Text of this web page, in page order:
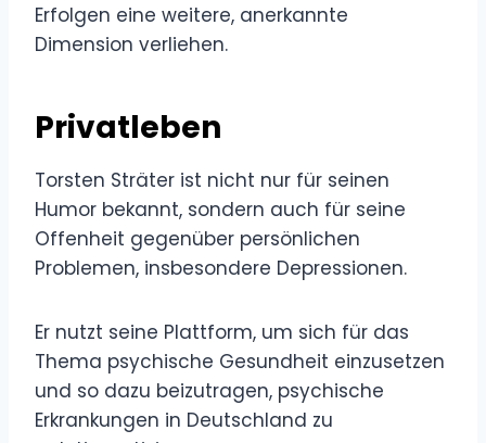
Erfolgen eine weitere, anerkannte
Dimension verliehen.
Privatleben
Torsten Sträter ist nicht nur für seinen
Humor bekannt, sondern auch für seine
Offenheit gegenüber persönlichen
Problemen, insbesondere Depressionen.
Er nutzt seine Plattform, um sich für das
Thema psychische Gesundheit einzusetzen
und so dazu beizutragen, psychische
Erkrankungen in Deutschland zu